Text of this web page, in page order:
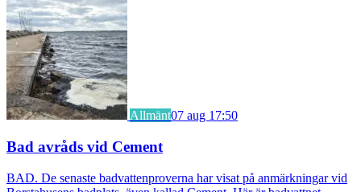
Allmänt07 aug 17:50
Bad avråds vid Cement
BAD. De senaste badvattenproverna har visat på anmärkningar vid